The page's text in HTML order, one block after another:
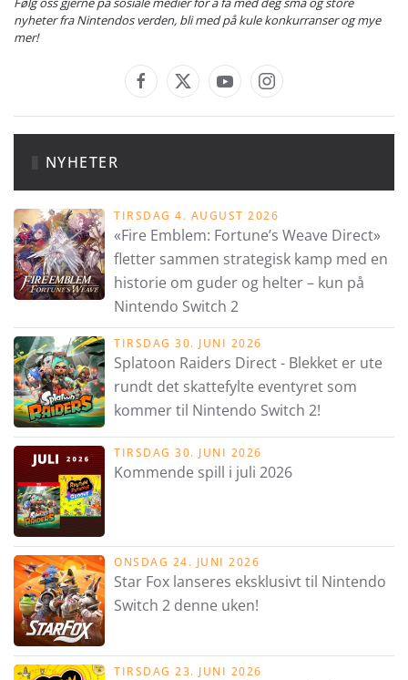
nyheter fra Nintendos verden, bli med på kule konkurranser og mye
mer!
NYHETER
TIRSDAG 4. AUGUST 2026
«Fire Emblem: Fortune’s Weave Direct»
fletter sammen strategisk kamp med en
historie om guder og helter – kun på
Nintendo Switch 2
TIRSDAG 30. JUNI 2026
Splatoon Raiders Direct - Blekket er ute
rundt det skattefylte eventyret som
kommer til Nintendo Switch 2!
TIRSDAG 30. JUNI 2026
Kommende spill i juli 2026
ONSDAG 24. JUNI 2026
Star Fox lanseres eksklusivt til Nintendo
Switch 2 denne uken!
TIRSDAG 23. JUNI 2026